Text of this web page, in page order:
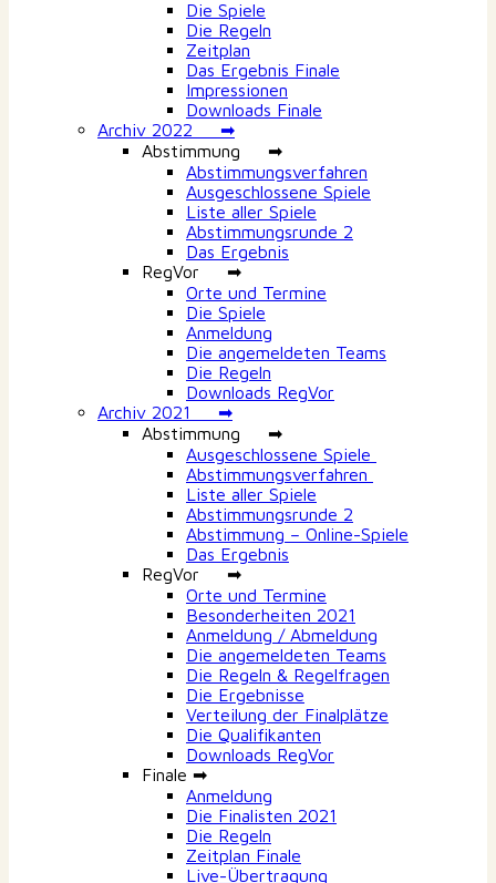
Die Spiele
Die Regeln
Zeitplan
Das Ergebnis Finale
Impressionen
Downloads Finale
Archiv 2022 ➡
Abstimmung ➡
Abstimmungsverfahren
Ausgeschlossene Spiele
Liste aller Spiele
Abstimmungsrunde 2
Das Ergebnis
RegVor ➡
Orte und Termine
Die Spiele
Anmeldung
Die angemeldeten Teams
Die Regeln
Downloads RegVor
Archiv 2021 ➡
Abstimmung ➡
Ausgeschlossene Spiele
Abstimmungsverfahren
Liste aller Spiele
Abstimmungsrunde 2
Abstimmung – Online-Spiele
Das Ergebnis
RegVor ➡
Orte und Termine
Besonderheiten 2021
Anmeldung / Abmeldung
Die angemeldeten Teams
Die Regeln & Regelfragen
Die Ergebnisse
Verteilung der Finalplätze
Die Qualifikanten
Downloads RegVor
Finale ➡
Anmeldung
Die Finalisten 2021
Die Regeln
Zeitplan Finale
Live-Übertragung